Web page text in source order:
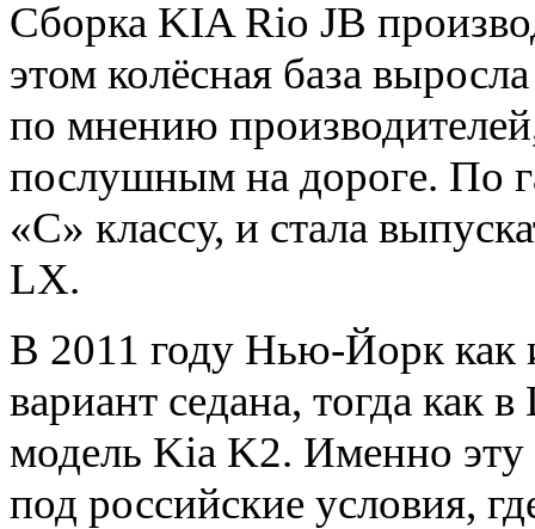
Сборка KIA Rio JB
этом колёсная база
по мнению
послушным на дороге. По
«С» классу, и стала
LX.
В 2011 году Нью-Йорк как
вариант седана, тогда как
модель Kia K2. Именно
под российские условия,